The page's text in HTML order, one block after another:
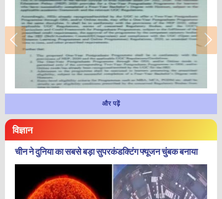
और पढ़ें
विज्ञान
चीन ने दुनिया का सबसे बड़ा सुपरकंडक्टिंग फ्यूजन चुंबक बनाया